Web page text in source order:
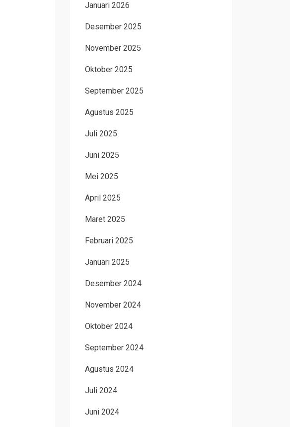
Januari 2026
Desember 2025
November 2025
Oktober 2025
September 2025
Agustus 2025
Juli 2025
Juni 2025
Mei 2025
April 2025
Maret 2025
Februari 2025
Januari 2025
Desember 2024
November 2024
Oktober 2024
September 2024
Agustus 2024
Juli 2024
Juni 2024